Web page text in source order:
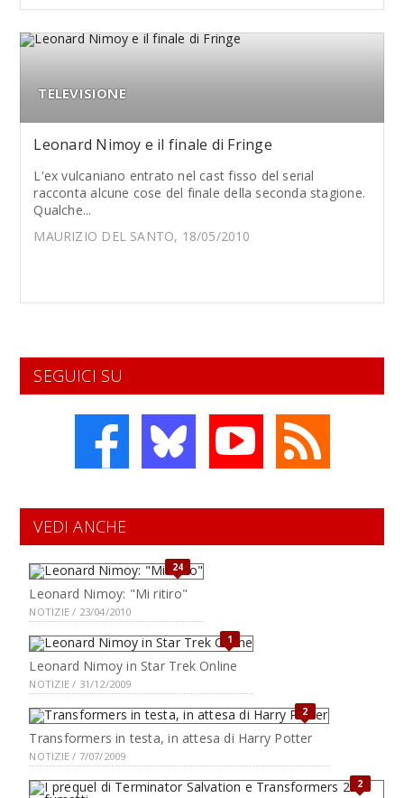
TELEVISIONE
Leonard Nimoy e il finale di Fringe
L'ex vulcaniano entrato nel cast fisso del serial
racconta alcune cose del finale della seconda stagione.
Qualche...
MAURIZIO DEL SANTO, 18/05/2010
SEGUICI SU
VEDI ANCHE
24
Leonard Nimoy: "Mi ritiro"
NOTIZIE / 23/04/2010
1
Leonard Nimoy in Star Trek Online
NOTIZIE / 31/12/2009
2
Transformers in testa, in attesa di Harry Potter
NOTIZIE / 7/07/2009
2